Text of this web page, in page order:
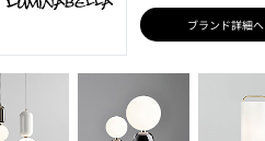
ブランド詳細へ